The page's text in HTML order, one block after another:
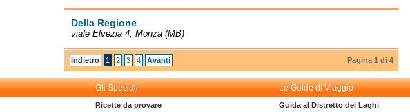
Della Regione
viale Elvezia 4, Monza (MB)
Indietro 1 2 3 4 Avanti Pagina 1 di 4
Gli Speciali Le Guide di Viaggio
Ricette da provare
Guida al Distretto dei Laghi